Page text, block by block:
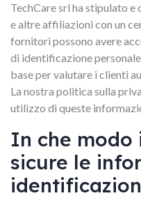
TechCare srl ha stipulato
e altre affiliazioni con un
fornitori possono avere
di identificazione
base per valutare i clienti
La nostra politica sulla
utilizzo di queste
In che modo
sicure le